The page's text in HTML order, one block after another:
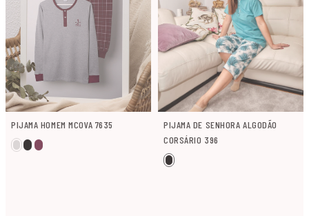
PIJAMA HOMEM MCOVA 7635
PIJAMA DE SENHORA ALGODÃO
CORSÁRIO 396